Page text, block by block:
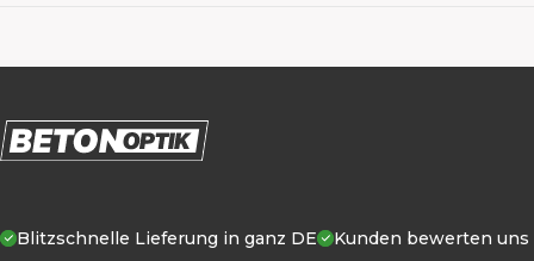
Blitzschnelle Lieferung in ganz DE Kunden bewerten uns